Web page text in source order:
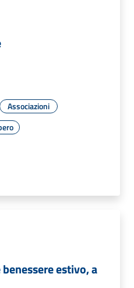
Associazioni
estivo, a